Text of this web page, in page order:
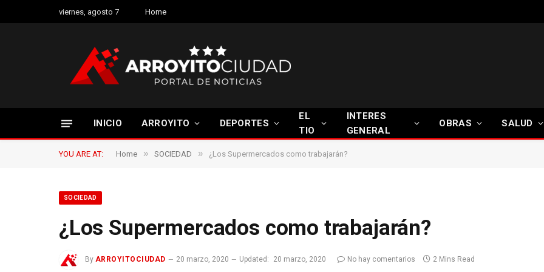
viernes, agosto 7 Home
INICIO ARROYITO DEPORTES
EL
TIO
INTERES
GENERAL
OBRAS SALUD
YOU ARE AT: Home » SOCIEDAD » ¿Los Supermercados como trabajarán?
SOCIEDAD
¿Los Supermercados como trabajarán?
By ARROYITOCIUDAD 20 marzo, 2020 Updated: 20 marzo, 2020 No hay comentarios 2 Mins Read